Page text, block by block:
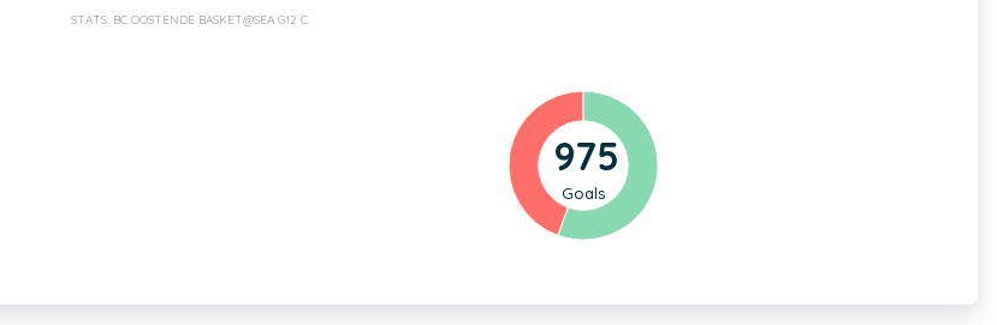
STATS: BC OOSTENDE BASKET@SEA G12 C
975
Goals